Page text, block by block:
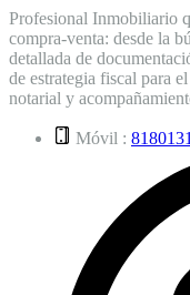
Profesional Inmobiliario
compra-venta: desde la
detallada de
de estrategia fiscal para
notarial y
Móvil :